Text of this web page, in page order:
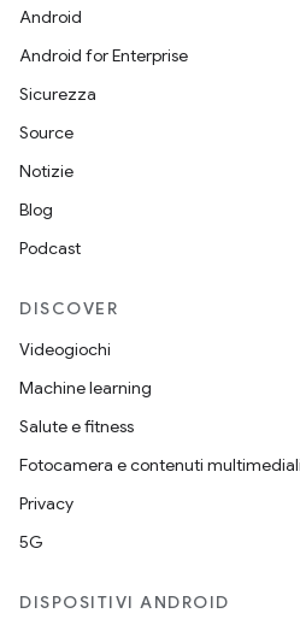
Android
Android for Enterprise
Sicurezza
Source
Notizie
Blog
Podcast
DISCOVER
Videogiochi
Machine learning
Salute e fitness
Fotocamera e contenuti multimediali
Privacy
5G
DISPOSITIVI ANDROID